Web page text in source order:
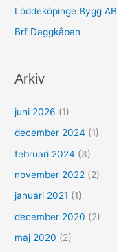
Löddeköpinge Bygg AB
Brf Daggkåpan
Arkiv
juni 2026 (1)
december 2024 (1)
februari 2024 (3)
november 2022 (2)
januari 2021 (1)
december 2020 (2)
maj 2020 (2)